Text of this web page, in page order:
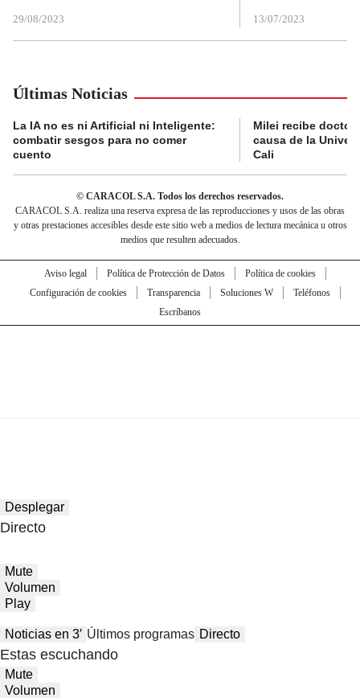
29/08/2023 13/07/2023
Últimas Noticias
La IA no es ni Artificial ni Inteligente:
combatir sesgos para no comer
cuento
Milei recibe
causa de la
Cali
© CARACOL S.A. Todos los derechos reservados.
CARACOL S.A. realiza una reserva expresa de las reproducciones y usos de las obras
y otras prestaciones accesibles desde este sitio web a medios de lectura mecánica u otros
medios que resulten adecuados.
Aviso legal Política de Protección de Datos
Política de cookies
Configuración de cookies
Transparencia Soluciones W
Teléfonos
Escríbanos
Desplegar
Directo
Mute
Volumen
Play
Noticias en 3′ Últimos programas Directo
Estas escuchando
Mute
Volumen